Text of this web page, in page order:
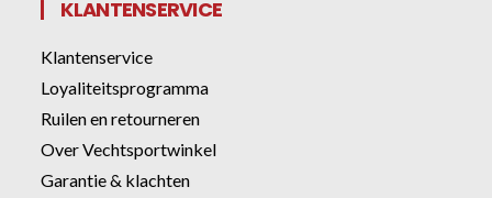
KLANTENSERVICE
Klantenservice
Loyaliteitsprogramma
Ruilen en retourneren
Over Vechtsportwinkel
Garantie & klachten